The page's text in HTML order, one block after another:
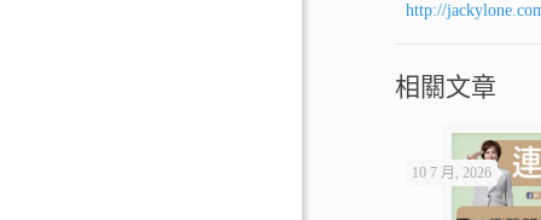
http://
相關文章
10 7 月, 2026